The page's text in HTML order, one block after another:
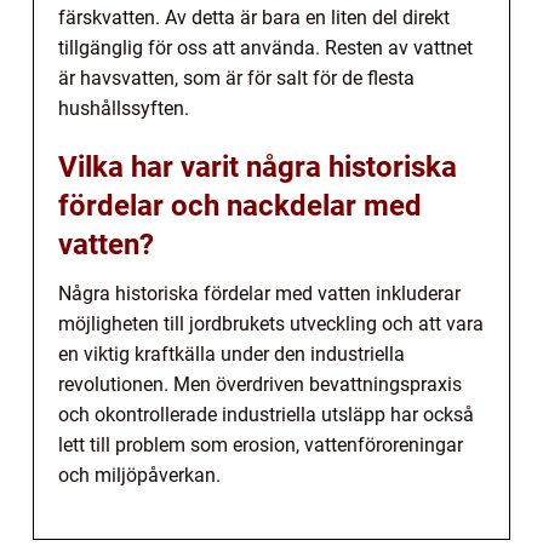
färskvatten. Av detta är bara en liten del direkt
tillgänglig för oss att använda. Resten av vattnet
är havsvatten, som är för salt för de flesta
hushållssyften.
Vilka har varit några historiska
fördelar och nackdelar med
vatten?
Några historiska fördelar med vatten inkluderar
möjligheten till jordbrukets utveckling och att vara
en viktig kraftkälla under den industriella
revolutionen. Men överdriven bevattningspraxis
och okontrollerade industriella utsläpp har också
lett till problem som erosion, vattenföroreningar
och miljöpåverkan.